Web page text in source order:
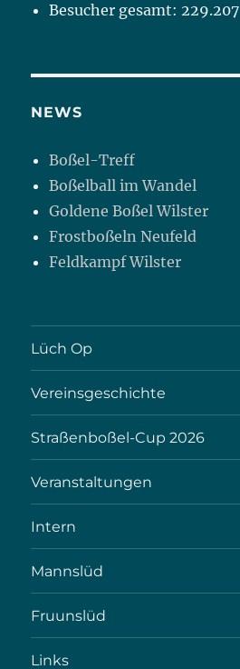
Besucher gesamt:229.207
NEWS
Boßel-Treff
Boßelball im Wandel
Goldene Boßel Wilster
Frostboßeln Neufeld
Feldkampf Wilster
Lüch Op
Vereinsgeschichte
Straßenboßel-Cup 2026
Veranstaltungen
Intern
Mannslüd
Fruunslüd
Links